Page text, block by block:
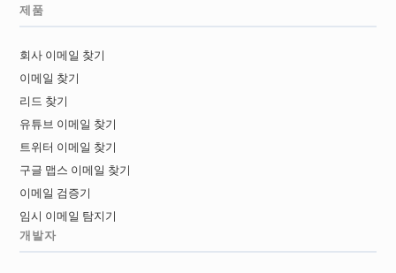
제품
회사 이메일 찾기
이메일 찾기
리드 찾기
유튜브 이메일 찾기
트위터 이메일 찾기
구글 맵스 이메일 찾기
이메일 검증기
임시 이메일 탐지기
개발자